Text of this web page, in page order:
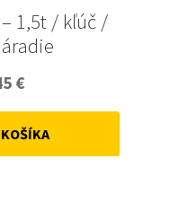
1,5t / kľúč /
€Current
price
is: